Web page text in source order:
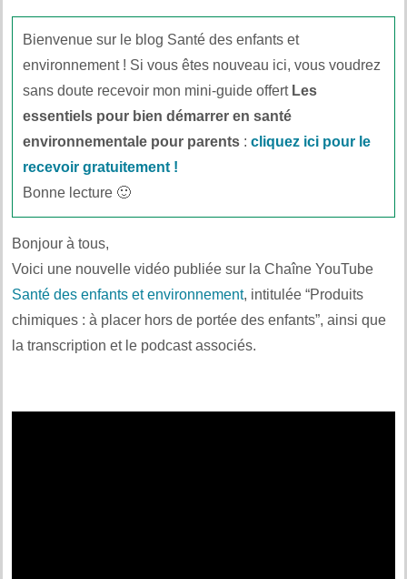
Bienvenue sur le blog Santé des enfants et
environnement ! Si vous êtes nouveau ici, vous voudrez
sans doute recevoir mon mini-guide offert Les
essentiels pour bien démarrer en santé
environnementale pour parents :cliquez ici pour le
recevoir gratuitement !
Bonne lecture 🙂
Bonjour à tous,
Voici une nouvelle vidéo publiée sur la Chaîne YouTube
Santé des enfants et environnement, intitulée “Produits
chimiques : à placer hors de portée des enfants”, ainsi que
la transcription et le podcast associés.